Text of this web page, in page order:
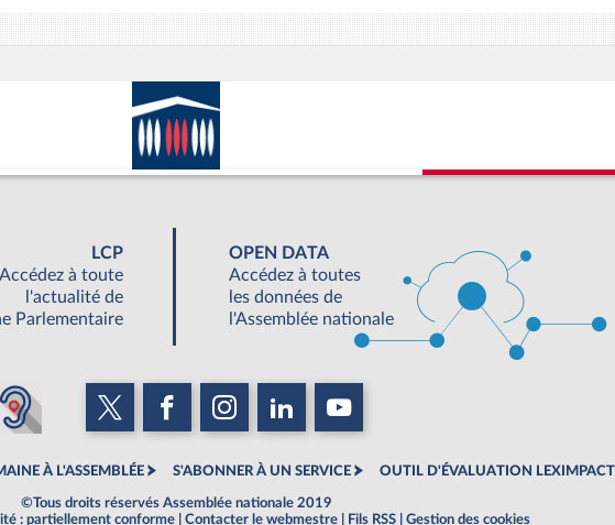
LCP
Accédez à toute
l'actualité de
Parlementaire
OPEN DATA
Accédez à toutes
les données de
l'Assemblée nationale
À L'ASSEMBLÉE S'ABONNER À UN SERVICE OUTIL D'ÉVALUATION LEXIMPACT
©Tous droits réservés Assemblée nationale 2019
: partiellement conforme Contacter le webmestre Fils RSS Gestion des cookies